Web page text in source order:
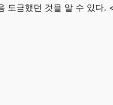
도금했던 것을 알 수 있다.